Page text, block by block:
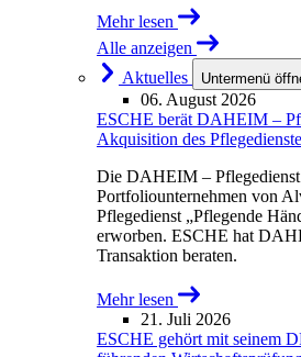
Mehr lesen
Alle anzeigen
Aktuelles
Untermenü
06. August 2026
ESCHE berät DAHEIM –
Akquisition des
Die DAHEIM –
Portfoliounternehmen von
Pflegedienst „Pflegende
erworben. ESCHE hat
Transaktion beraten.
Mehr lesen
21. Juli 2026
ESCHE gehört mit seinem